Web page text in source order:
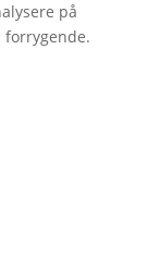
på